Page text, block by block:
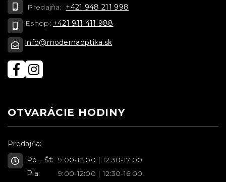
Predajňa: +421 948 211 998
Eshop: +421 911 411 988
info@modernaoptika.sk
OTVARÁCIE HODINY
Predajňa:
Po - Št: 9:00-12:00 | 12:30-17:00
Pia:
9:00-12:00 | 12:30-16:00